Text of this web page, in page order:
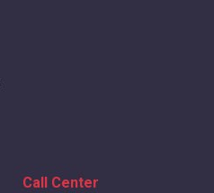
Call Center